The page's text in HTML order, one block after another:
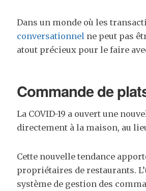
Dans un monde où les
conversationnel ne peut pas
atout précieux pour le faire
Commande de
La COVID-19 a ouvert une
directement à la maison, au
Cette nouvelle tendance
propriétaires de restaurants.
système de gestion des